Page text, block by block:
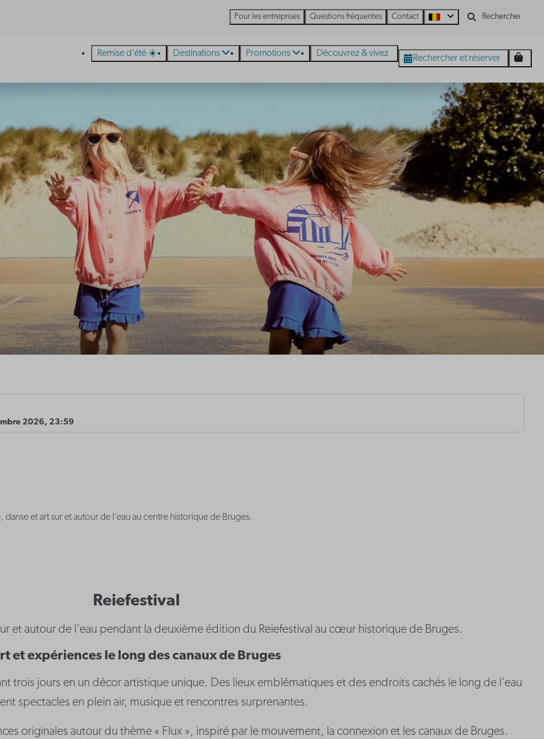
Pour les entreprises Questions fréquentes Contact
Remise d'été ☀️ Destinations Promotions Découvrez & vivez Rechercher et réserver
2026, 23:59
et art sur et autour de l’eau au centre historique de Bruges.
Reiefestival
et autour de l’eau pendant la deuxième édition du Reiefestival au cœur historique de Bruges.
et expériences le long des canaux de Bruges
trois jours en un décor artistique unique. Des lieux emblématiques et des endroits cachés le long de l’eau
spectacles en plein air, musique et rencontres surprenantes.
originales autour du thème « Flux », inspiré par le mouvement, la connexion et les canaux de Bruges.